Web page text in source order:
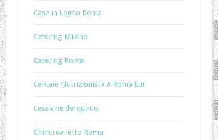
Case in Legno Roma
Catering Milano
Catering Roma
Cercare Nutrizionista A Roma Eur
Cessione del quinto
Cimici da letto Roma